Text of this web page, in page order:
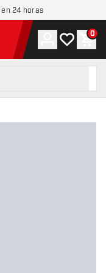
en 24 horas
inicio
Cuenta
Mi lista de
0